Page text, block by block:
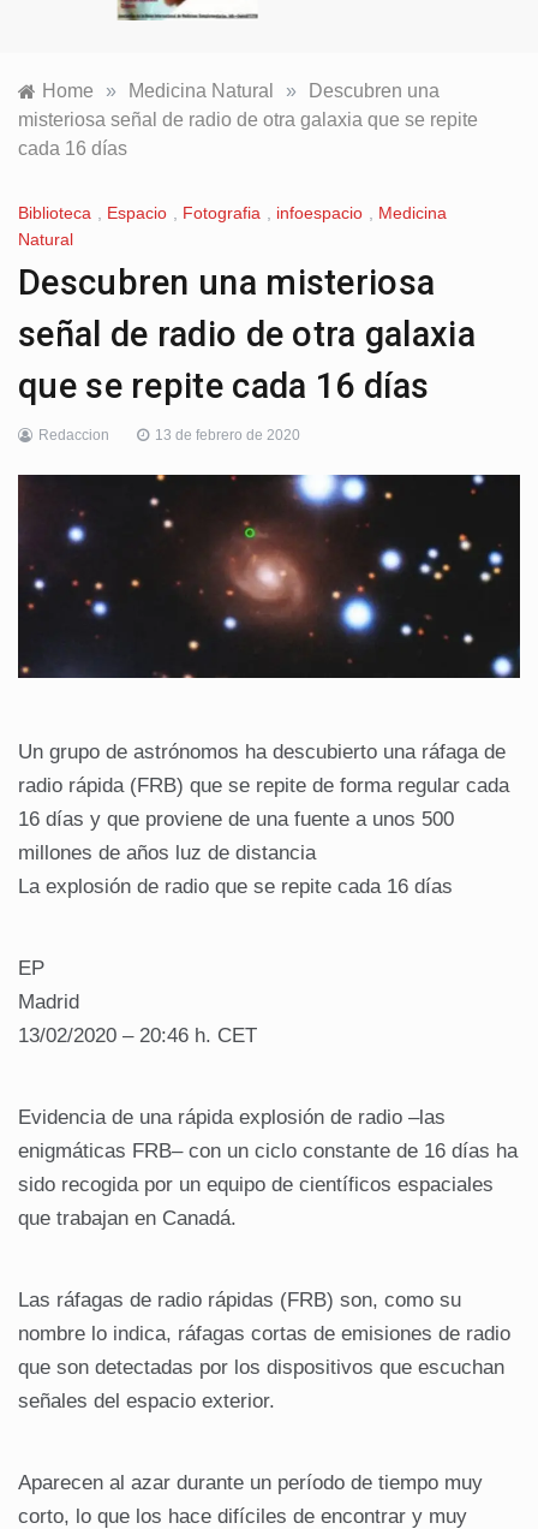
Home » Medicina Natural »
Descubren una
misteriosa señal de radio de otra galaxia que se repite
cada 16 días
Biblioteca , Espacio , Fotografia , infoespacio , Medicina
Natural
Descubren una misteriosa
señal de radio de otra galaxia
que se repite cada 16 días
Redaccion 13 de febrero de 2020
Un grupo de astrónomos ha descubierto una ráfaga de
radio rápida (FRB) que se repite de forma regular cada
16 días y que proviene de una fuente a unos 500
millones de años luz de distancia
La explosión de radio que se repite cada 16 días
EP
Madrid
13/02/2020 – 20:46 h. CET
Evidencia de una rápida explosión de radio –las
enigmáticas FRB– con un ciclo constante de 16 días ha
sido recogida por un equipo de científicos espaciales
que trabajan en Canadá.
Las ráfagas de radio rápidas (FRB) son, como su
nombre lo indica, ráfagas cortas de emisiones de radio
que son detectadas por los dispositivos que escuchan
señales del espacio exterior.
Aparecen al azar durante un período de tiempo muy
corto, lo que los hace difíciles de encontrar y muy